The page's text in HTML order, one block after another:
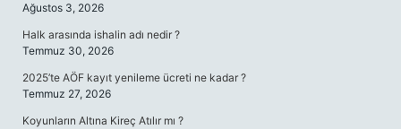
Ağustos 3, 2026
Halk arasında ishalin adı nedir ?
Temmuz 30, 2026
2025’te AÖF kayıt yenileme ücreti ne kadar ?
Temmuz 27, 2026
Koyunların Altına Kireç Atılır mı ?